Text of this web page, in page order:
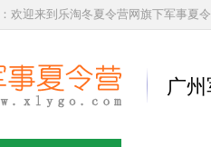
：欢迎来到乐淘冬夏令营网旗下军事夏令
广